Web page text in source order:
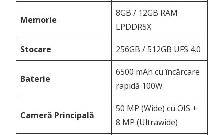
Memorie
8GB / 12GB RAM
LPDDR5X
Stocare 256GB / 512GB UFS 4.0
Baterie
6500 mAh cu încărcare
rapidă 100W
Cameră Principală
50 MP (Wide) cu OIS +
8 MP (Ultrawide)